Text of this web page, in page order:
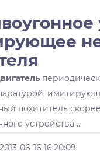
похититель
устройства ...
06-16 16:20:09